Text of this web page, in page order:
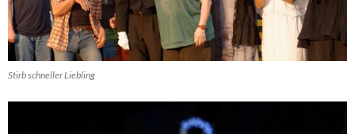
Stirb schneller Liebling